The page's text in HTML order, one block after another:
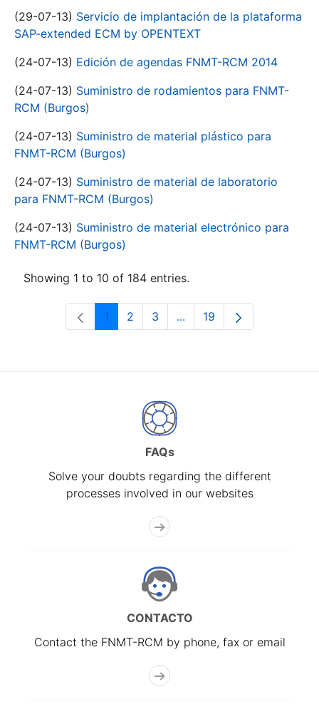
(29-07-13) Servicio de implantación de la plataforma
SAP-extended ECM by OPENTEXT
(24-07-13) Edición de agendas FNMT-RCM 2014
(24-07-13) Suministro de rodamientos para FNMT-
RCM (Burgos)
(24-07-13) Suministro de material plástico para
FNMT-RCM (Burgos)
(24-07-13) Suministro de material de laboratorio
para FNMT-RCM (Burgos)
(24-07-13) Suministro de material electrónico para
FNMT-RCM (Burgos)
Showing 1 to 10 of 184 entries.
Page
1 Page
2 Page
3 ...Intermediate Pages Use
Page
19
FAQs
Solve your doubts regarding the different
processes involved in our websites
CONTACTO
Contact the FNMT-RCM by phone, fax or email